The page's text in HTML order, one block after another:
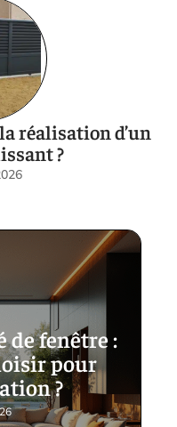
réalisation d’un
?
fenêtre :
pour
?